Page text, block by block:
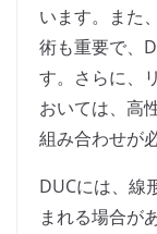
います。また
術も重要で、
す。さらに、
おいては、高
組み合わせが
DUCには、線
まれる場合が